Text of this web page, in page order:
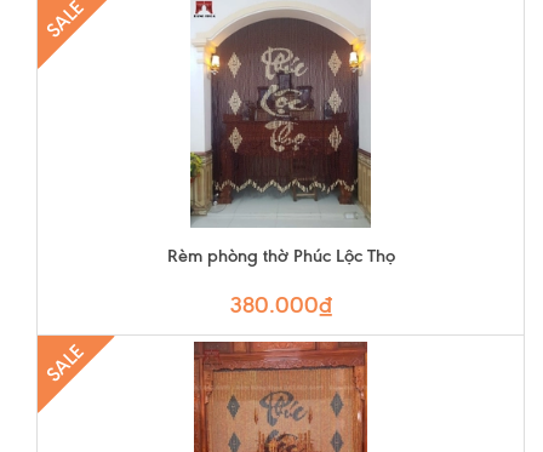
SALE
Rèm phòng thờ Phúc Lộc Thọ
380.000₫
SALE